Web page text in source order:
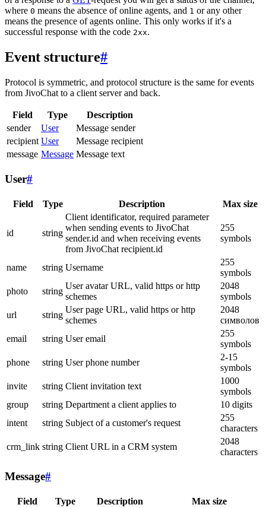
where 0 means the absence of online agents, and 1 or any other
means the presence of agents online. This only works if it's a
successful response with the code 2xx.
Event structure#
Protocol is symmetric, and protocol structure is the same for events
from JivoChat to a client server and back.
Field Type
Description
sender
User
Message sender
recipient User
Message recipient
message Message Message text
User#
Field Type Description Max size
id string
Client identificator, required parameter
when sending events to JivoChat
sender.id and when receiving events
from JivoChat recipient.id
255
symbols
name string Username
255
symbols
photo
string
User avatar URL, valid https or http
schemes
2048
symbols
url
string
User page URL, valid https or http
schemes
2048
символов
email
string User email
255
symbols
phone
string User phone number
2-15
symbols
invite
string Client invitation text
1000
symbols
group
string Department a client applies to
10 digits
intent
string Subject of a customer's request
255
characters
crm_link string Client URL in a CRM system
2048
characters
Message#
Field Type Description Max size